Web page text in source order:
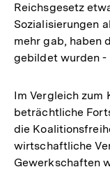
Reichsgesetz
Sozialisierungen
mehr gab, haben
gebildet wurden
Im Vergleich zum
beträchtliche
die
wirtschaftliche
Gewerkschaften